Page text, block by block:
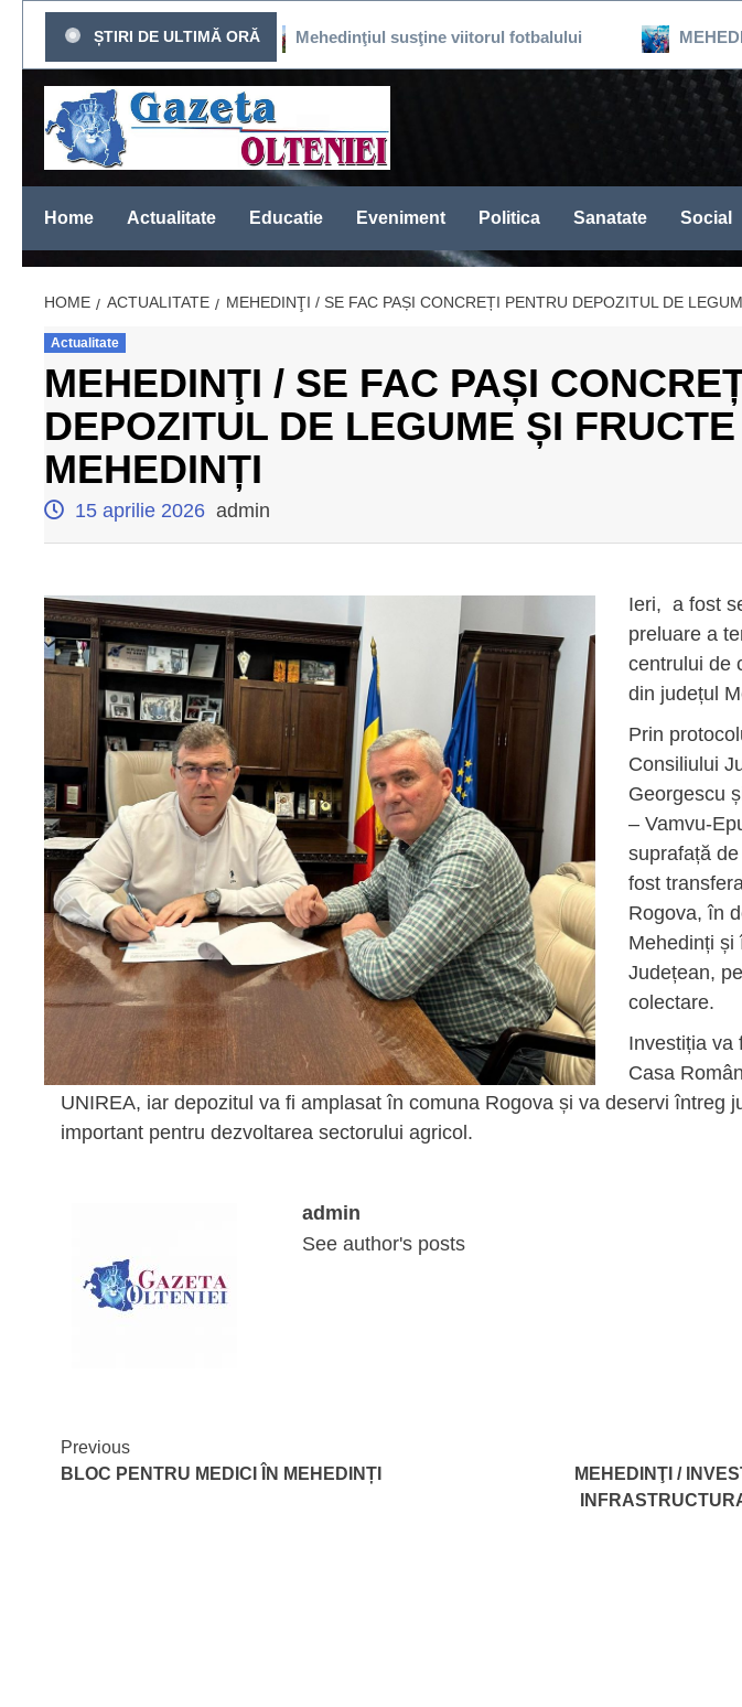
Sari
conținut
ȘTIRI DE ULTIMĂ ORĂ
DE PRESĂ Mehedinţiul susţine viitorul fotbalului
Home Actualitate Educatie Eveniment Politica Sanatate Social
HOME ACTUALITATE MEHEDINŢI / SE FAC PAȘI CONCREȚI PENTRU DEPOZITUL DE
Actualitate
MEHEDINŢI / SE FAC PAȘI
DEPOZITUL DE LEGUME ȘI
MEHEDINȚI
15 aprilie 2026 admin
Ieri, a fost
preluare a
centrului de
din județul
Prin
Consiliului
Georgescu
– Vamvu-
suprafață
fost
Rogova, în
Mehedinți și
Județean,
colectare.
Investiția va
Casa
UNIREA, iar depozitul va fi amplasat în comuna Rogova și va deservi întreg
important pentru dezvoltarea sectorului agricol.
admin
See author's posts
Continue
Reading
Previous
BLOC PENTRU MEDICI ÎN MEHEDINȚI
MEHEDINŢI /